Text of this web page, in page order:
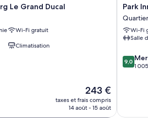
Le Grand Ducal
Wi-Fi gratuit
Climatisation
Le
nouveau
prix
243 €
taxes et frais compris
14 août - 15 août
Park
Inn
by
Quartier
de
Park
Wi-Fi
Salle
9.0
sur
9,0
1